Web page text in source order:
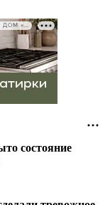
РЕКЛАМА • ООО СТРОИТЕЛЬНЫЙ ТОРГОВЫЙ ДОМ «ПЕТРОВИЧ», ИНН 7802348846
состояние